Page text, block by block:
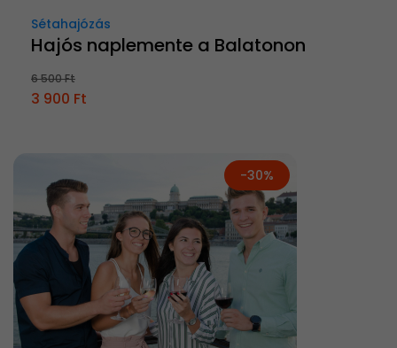
Sétahajózás
Hajós naplemente a Balatonon
6 500 Ft
3 900 Ft
-30%